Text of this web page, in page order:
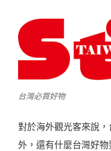
台灣必買好物
對於海外觀光客來說
外，還有什麼台灣好